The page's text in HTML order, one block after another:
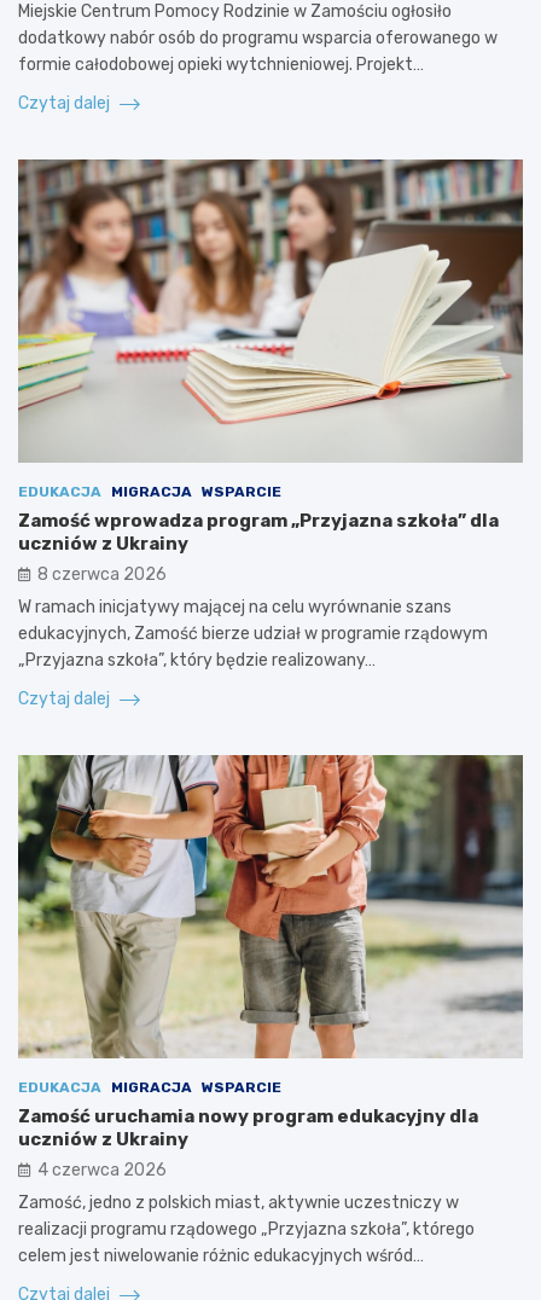
Miejskie Centrum Pomocy Rodzinie w Zamościu ogłosiło
dodatkowy nabór osób do programu wsparcia oferowanego w
formie całodobowej opieki wytchnieniowej. Projekt…
Czytaj dalej
EDUKACJA MIGRACJA WSPARCIE
Zamość wprowadza program „Przyjazna szkoła” dla
uczniów z Ukrainy
8 czerwca 2026
W ramach inicjatywy mającej na celu wyrównanie szans
edukacyjnych, Zamość bierze udział w programie rządowym
„Przyjazna szkoła”, który będzie realizowany…
Czytaj dalej
EDUKACJA MIGRACJA WSPARCIE
Zamość uruchamia nowy program edukacyjny dla
uczniów z Ukrainy
4 czerwca 2026
Zamość, jedno z polskich miast, aktywnie uczestniczy w
realizacji programu rządowego „Przyjazna szkoła”, którego
celem jest niwelowanie różnic edukacyjnych wśród…
Czytaj dalej